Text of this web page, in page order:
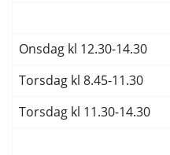
Onsdag kl 12.30-14.30
Torsdag kl 8.45-11.30
Torsdag kl 11.30-14.30